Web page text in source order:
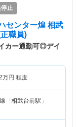
止
センター煌 相武
職員)
カー通勤可◎デイ
万円 程度
「相武台前駅」